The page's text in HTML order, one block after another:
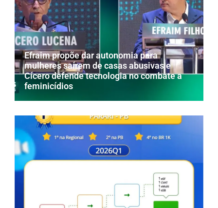
Efraim propõe dar autonomia para
mulheres saírem de casas abusivas e
Cícero defende tecnologia no combate a
feminicídios